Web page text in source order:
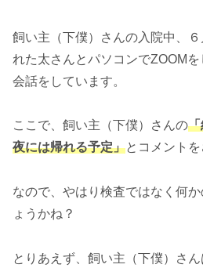
飼い主（下僕）さんの入院中、
れた太さんとパソコンでZOOM
会話をしています。
ここで、飼い主（下僕）さんの「
夜には帰れる予定」とコメントを
なので、やはり検査ではなく何
ょうかね？
とりあえず、飼い主（下僕）さ